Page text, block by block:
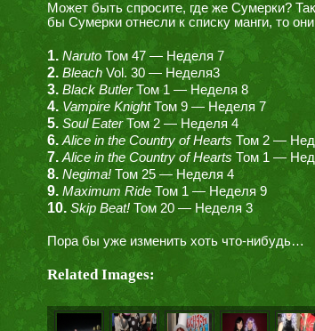
Может быть спросите, где же Сумерки?
бы Сумерки отнесли к списку манги, то
1. NarutoТом 47 — Неделя 7
2. BleachVol. 30 — Неделя3
3. Black ButlerТом 1 — Неделя 8
4. Vampire KnightТом 9 — Неделя 7
5. Soul EaterТом 2 — Неделя 4
6. Alice in the Country of Hearts Том 2 —
7. Alice in the Country of Hearts Том 1 —
8. Negima!Том 25 — Неделя 4
9. Maximum RideТом 1 — Неделя 9
10. Skip Beat!Том 20 — Неделя 3
Пора бы уже изменить хоть что-нибудь…
Related Images: